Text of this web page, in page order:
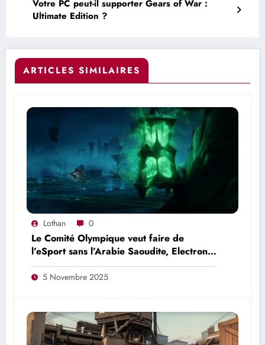
Votre PC peut-il supporter Gears of War :
Ultimate Edition ?
ARTICLES SIMILAIRES
Lothan 0
Le Comité Olympique veut faire de
l’eSport sans l’Arabie Saoudite, Electronic
Arts et MBS sont toujours là
5 Novembre 2025